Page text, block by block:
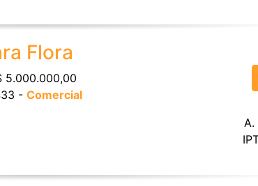
Flora
5.000.000,00
- Comercial
A.